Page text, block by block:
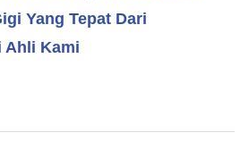
Yang Tepat Dari
Ahli Kami